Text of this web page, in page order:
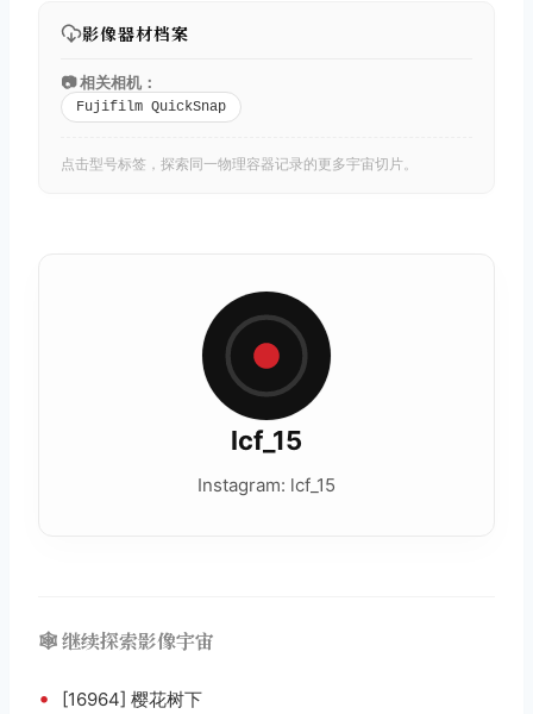
影像器材档案
📷 相关相机：
Fujifilm QuickSnap
点击型号标签，探索同一物理容器记录的更多宇宙切片。
lcf_15
Instagram: lcf_15
🕸️ 继续探索影像宇宙
• [16964] 樱花树下